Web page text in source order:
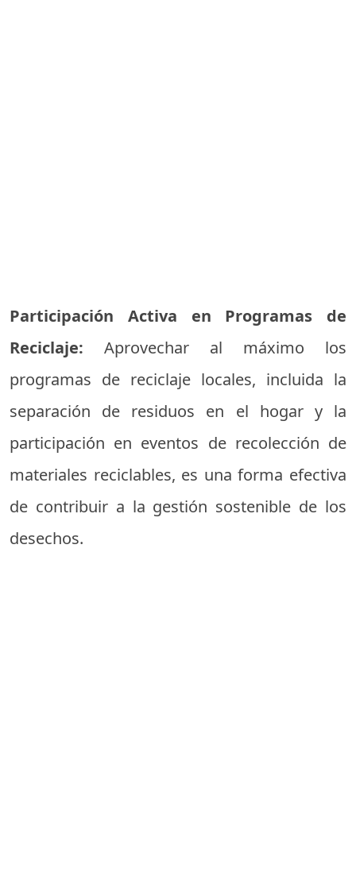
Participación Activa en Programas de
Reciclaje: Aprovechar al máximo los
programas de reciclaje locales, incluida la
separación de residuos en el hogar y la
participación en eventos de recolección de
materiales reciclables, es una forma efectiva
de contribuir a la gestión sostenible de los
desechos.